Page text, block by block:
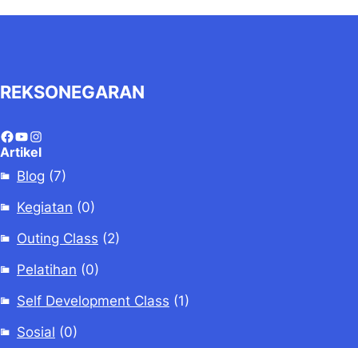
REKSONEGARAN
Artikel
Blog (7)
Kegiatan (0)
Outing Class (2)
Pelatihan (0)
Self Development Class (1)
Sosial (0)